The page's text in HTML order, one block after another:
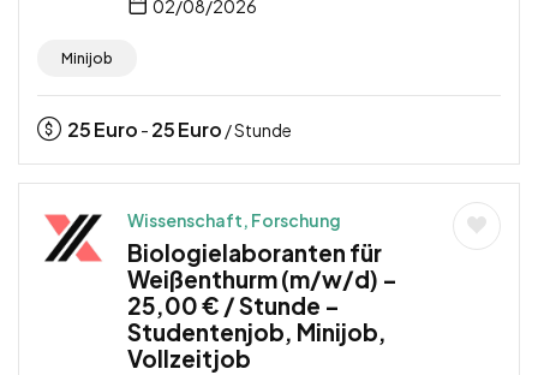
02/08/2026
Minijob
25Euro - 25Euro / Stunde
Wissenschaft, Forschung
Biologielaboranten für
Weißenthurm (m/w/d) –
25,00 € / Stunde –
Studentenjob, Minijob,
Vollzeitjob